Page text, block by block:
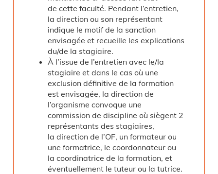
de cette faculté. Pendant l’entretien,
la direction ou son représentant
indique le motif de la sanction
envisagée et recueille les explications
du/de la stagiaire.
À l’issue de l’entretien avec le/la
stagiaire et dans le cas où une
exclusion définitive de la formation
est envisagée, la direction de
l’organisme convoque une
commission de discipline où siègent 2
représentants des stagiaires,
la direction de l’OF, un formateur ou
une formatrice, le coordonnateur ou
la coordinatrice de la formation, et
éventuellement le tuteur ou la tutrice.